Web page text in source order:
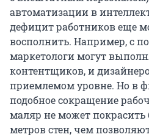
автоматизации в
дефицит работников еще
восполнить. Например, с
маркетологи могут
контентщиков, и
приемлемом уровне. Но в
подобное сокращение
маляр не может
метров стен, чем